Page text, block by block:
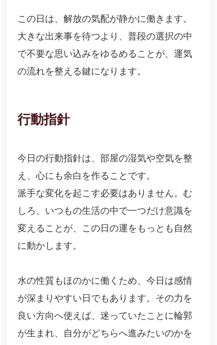
この日は、解放の気配が静かに働きます。
大きな出来事を待つより、普段の選択の中
で不要な思い込みをゆるめることが、運気
の流れを整える鍵になります。
行動指針
今日の行動指針は、部屋の湿気や空気を整
え、心にも余白を作ることです。
派手な変化を起こす必要はありません。む
しろ、いつもの生活の中で一つだけ意識を
変えることが、この日の運をもっとも自然
に動かします。
水の性質もほのかに働くため、今日は感情
が深まりやすい日でもあります。その力を
良い方向へ使えば、迷っていたことに輪郭
が生まれ、自分がどちらへ進みたいのかを